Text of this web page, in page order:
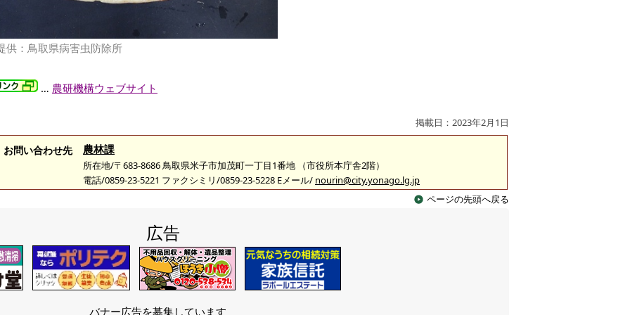
供：鳥取県病害虫防除所
… 農研機構ウェブサイト
掲載日：2023年2月1日
お問い合わせ先 農林課
所在地/〒683-8686 鳥取県米子市加茂町一丁目1番地 （市役所本庁舎2階）
電話/0859-23-5221 ファクシミリ/0859-23-5228 Eメール/ nourin@city.yonago.lg.jp
ページの先頭へ戻る
広告
バナー広告を募集しています